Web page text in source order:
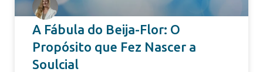
A Fábula do Beija-Flor: O
Propósito que Fez Nascer a
Soulcial